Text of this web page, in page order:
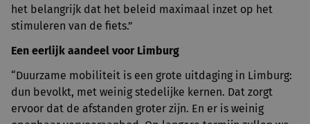
het belangrijk dat het beleid maximaal inzet op het
stimuleren van de fiets.”
Een eerlijk aandeel voor Limburg
“Duurzame mobiliteit is een grote uitdaging in Limburg:
dun bevolkt, met weinig stedelijke kernen. Dat zorgt
ervoor dat de afstanden groter zijn. En er is weinig